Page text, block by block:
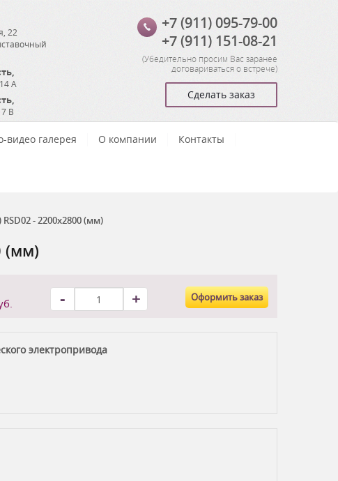
22
,
А
,
В
+7 (911) 095-79-00
+7 (911) 151-08-21
(Убедительно просим Вас заранее
договариваться о встрече)
Сделать заказ
видео галерея О компании Контакты
- 2200x2800 (мм)
(мм)
- + Оформить заказ
электропривода